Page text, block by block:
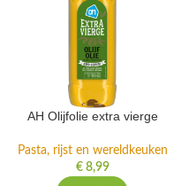
AH Olijfolie extra vierge
Pasta, rijst en wereldkeuken
€8,99